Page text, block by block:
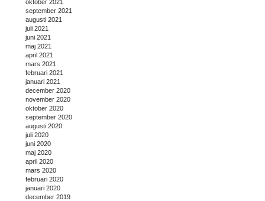
oktober 2021
september 2021
augusti 2021
juli 2021
juni 2021
maj 2021
april 2021
mars 2021
februari 2021
januari 2021
december 2020
november 2020
oktober 2020
september 2020
augusti 2020
juli 2020
juni 2020
maj 2020
april 2020
mars 2020
februari 2020
januari 2020
december 2019